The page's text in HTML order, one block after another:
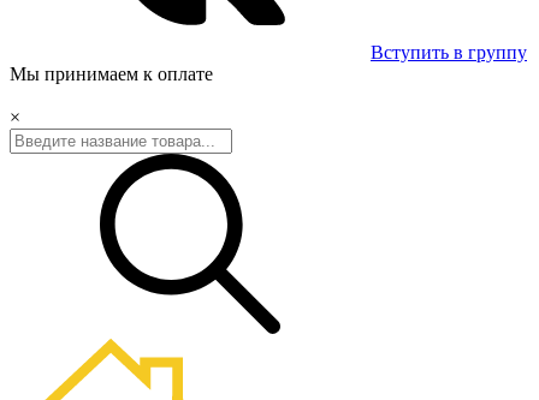
Вступить в группу
Мы принимаем к оплате
×